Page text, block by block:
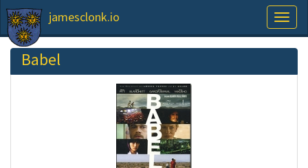
jamesclonk.io
Babel